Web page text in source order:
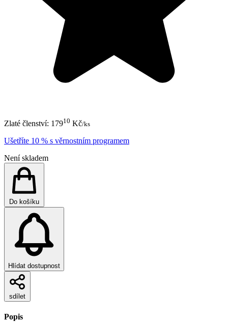
Zlaté členství: 17910 Kč/ks
Ušetříte 10 % s věrnostním programem
Není skladem
Do košíku
Hlídat dostupnost
sdílet
Popis